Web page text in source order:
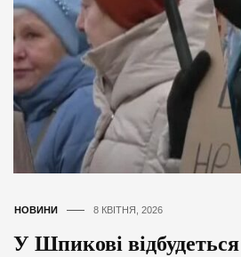
НОВИНИ 8 КВІТНЯ, 2026
У Шпикові